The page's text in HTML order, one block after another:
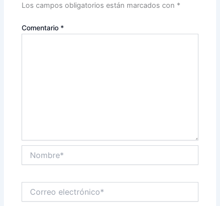
Los campos obligatorios están marcados con *
Comentario *
electrónico*